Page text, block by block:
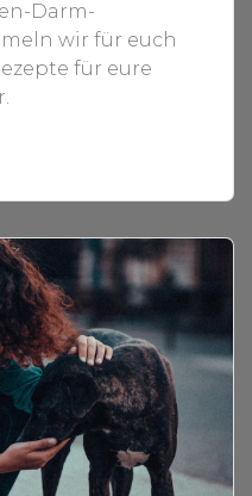
Darm-
wir für euch
für eure